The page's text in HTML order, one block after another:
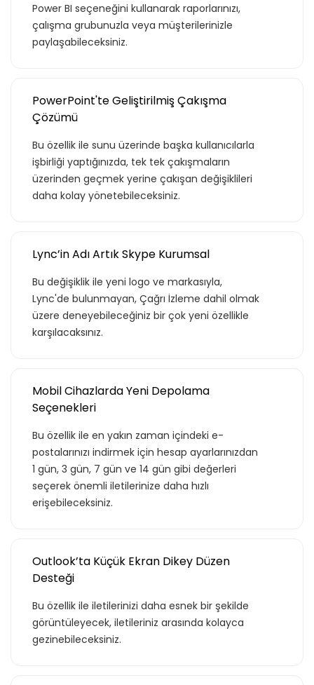
Power BI seçeneğini kullanarak raporlarınızı,
çalışma grubunuzla veya müşterilerinizle
paylaşabileceksiniz.
PowerPoint'te Geliştirilmiş Çakışma
Çözümü
Bu özellik ile sunu üzerinde başka kullanıcılarla
işbirliği yaptığınızda, tek tek çakışmaların
üzerinden geçmek yerine çakışan değişiklileri
daha kolay yönetebileceksiniz.
Lync’in Adı Artık Skype Kurumsal
Bu değişiklik ile yeni logo ve markasıyla,
Lync'de bulunmayan, Çağrı İzleme dahil olmak
üzere deneyebileceğiniz bir çok yeni özellikle
karşılacaksınız.
Mobil Cihazlarda Yeni Depolama
Seçenekleri
Bu özellik ile en yakın zaman içindeki e-
postalarınızı indirmek için hesap ayarlarınızdan
1 gün, 3 gün, 7 gün ve 14 gün gibi değerleri
seçerek önemli iletilerinize daha hızlı
erişebileceksiniz.
Outlook’ta Küçük Ekran Dikey Düzen
Desteği
Bu özellik ile iletilerinizi daha esnek bir şekilde
görüntüleyecek, iletileriniz arasında kolayca
gezinebileceksiniz.
eğitimleri ve yenilikçi öğrenme
yöntemleri ile hazırlanmış eğitimleri
kapsar.